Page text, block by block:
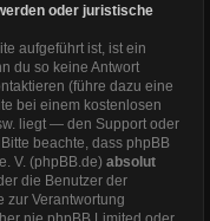
oder juristische
aufgeführt ist, ist ein
du so keine Antwort
(führe dazu eine
bei einem kostenlosen
liegt — den Support oder
beachte, dass phpBB
V. (phpBB.de) absolut
die Benutzer der
zur Verantwortung